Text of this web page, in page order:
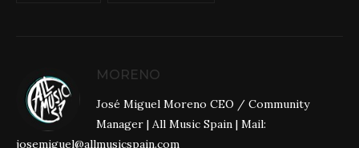
MORENO
José Miguel Moreno CEO / Community
Manager | All Music Spain | Mail:
josemiguel@allmusicspain.com